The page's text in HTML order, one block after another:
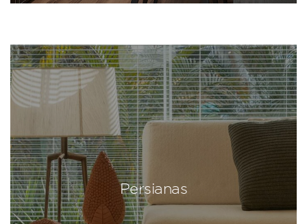
Persianas